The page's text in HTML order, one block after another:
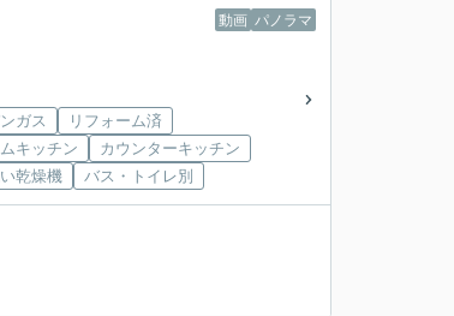
動画 パノラマ
ガス
リフォーム済
キッチン
カウンターキッチン
乾燥機
バス・トイレ別